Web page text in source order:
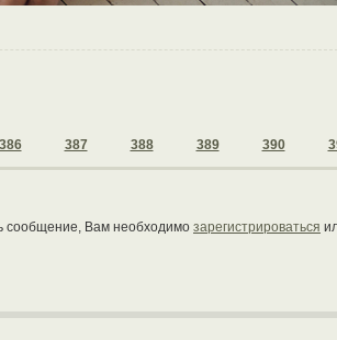
386 387 388 389 390
сообщение, Вам необходимо зарегистрироваться